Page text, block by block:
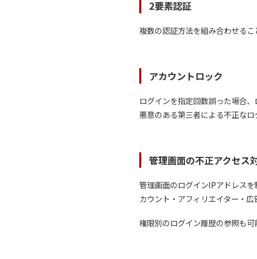
2要素認証
複数の認証方法を組み合わせるこ
アカウントロック
ログインを指定回数誤った場合、
悪意のある第三者による不正なロ
管理画面の不正アクセス
管理画面のログインIPアドレス
カウント・アフィリエイター・
権限別のログイン履歴の参照も可